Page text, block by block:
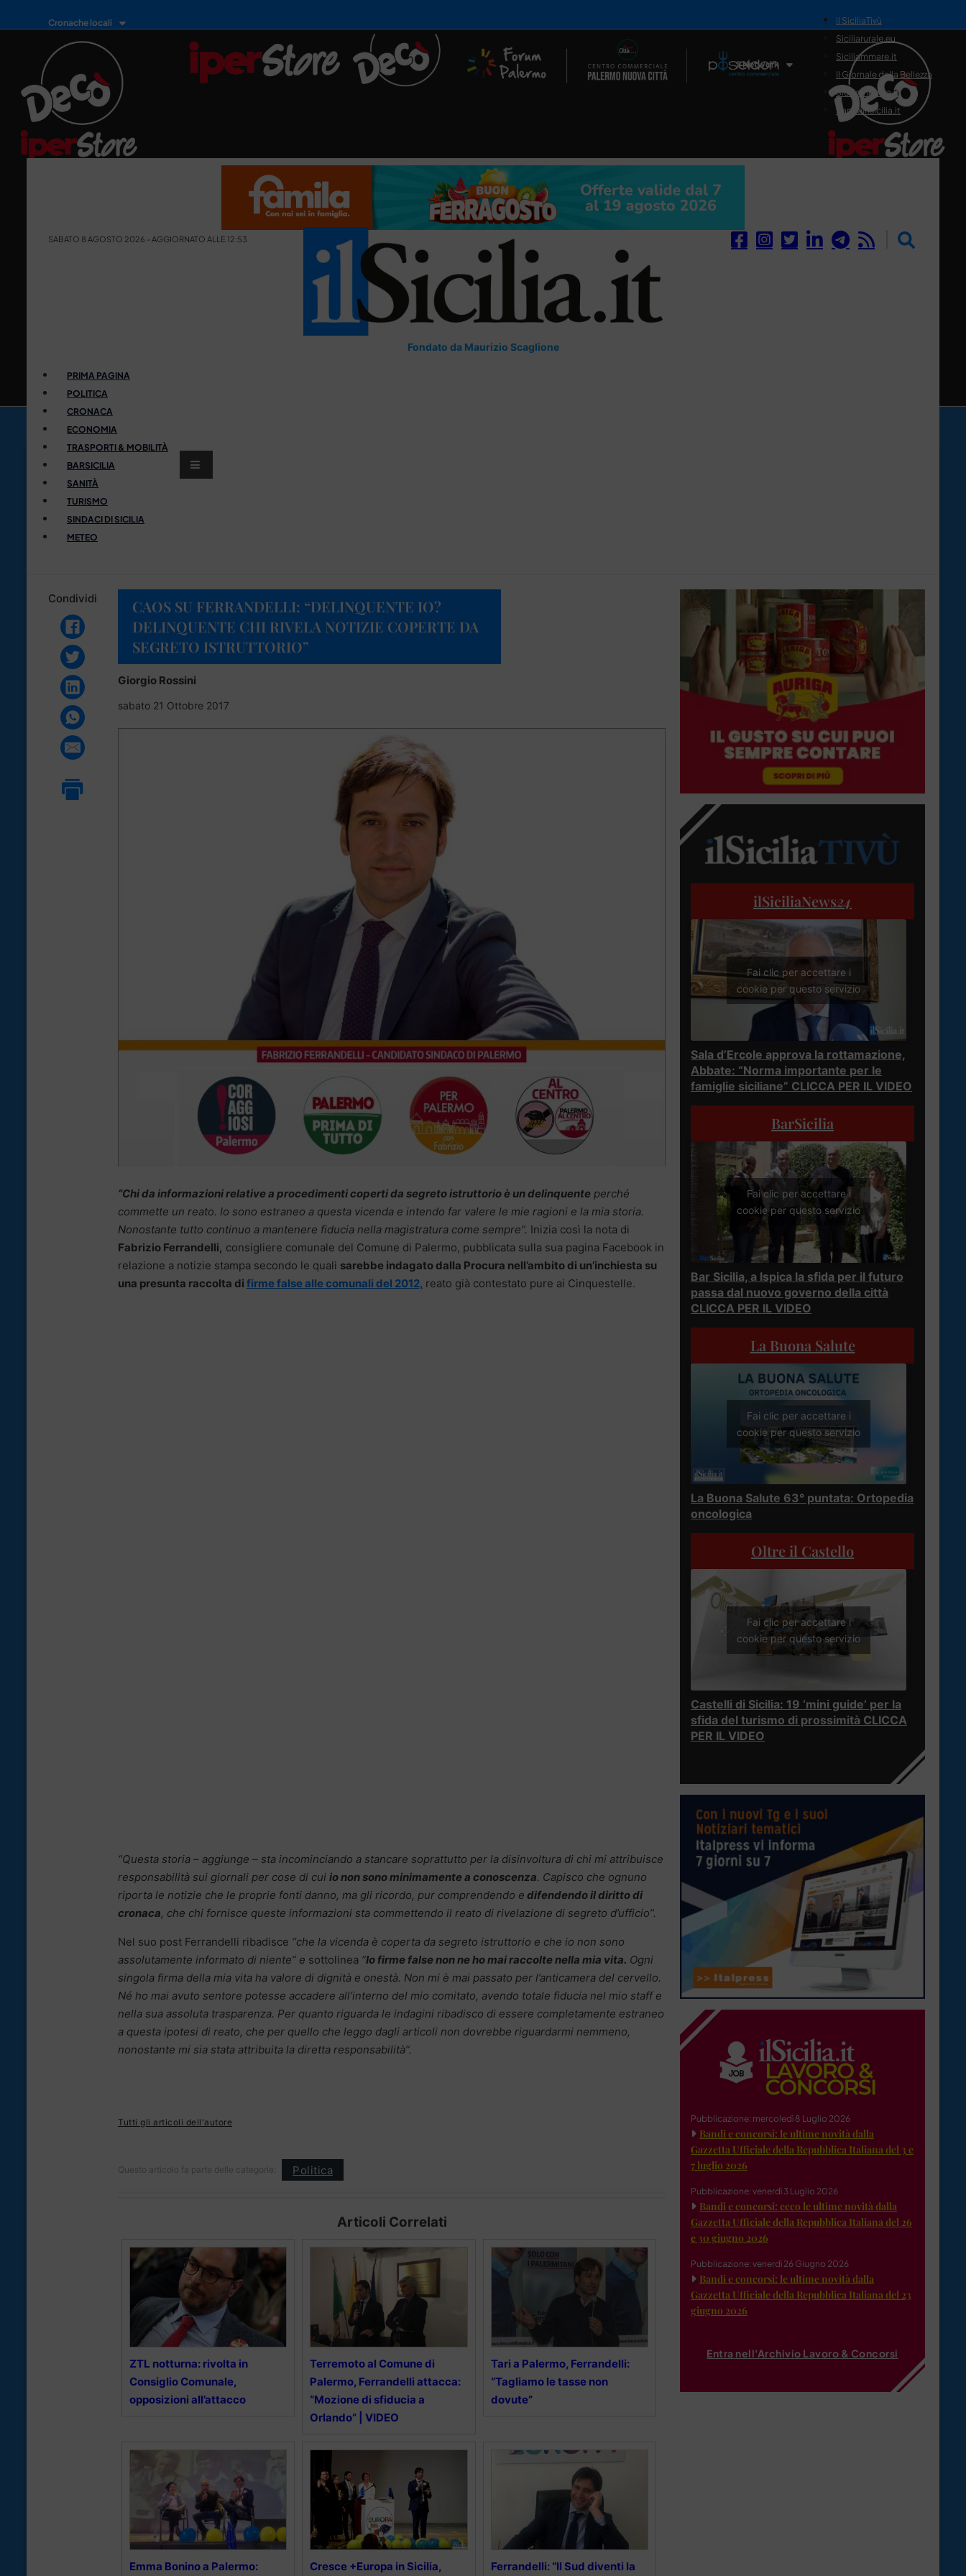
Cronache locali
Il Network
il SiciliaTivù
Siciliarurale.eu
Siciliammare.it
Il Giornale della Bellezza
Siciliamedica.it
Sanitainsicilia.it
SABATO 8 AGOSTO 2026 - AGGIORNATO ALLE 12:53
Fondato da Maurizio Scaglione
PRIMA PAGINA
POLITICA
CRONACA
ECONOMIA
TRASPORTI & MOBILITÀ
BARSICILIA
SANITÀ
TURISMO
SINDACI DI SICILIA
METEO
Condividi
CAOS SU FERRANDELLI: “DELINQUENTE IO?
DELINQUENTE CHI RIVELA NOTIZIE COPERTE DA
SEGRETO ISTRUTTORIO”
Giorgio Rossini
sabato 21 Ottobre 2017
“Chi da informazioni relative a procedimenti coperti da segreto istruttorio è un delinquente perché
commette un reato. Io sono estraneo a questa vicenda e intendo far valere le mie ragioni e la mia storia.
Nonostante tutto continuo a mantenere fiducia nella magistratura come sempre”. Inizia così la nota di
Fabrizio Ferrandelli, consigliere comunale del Comune di Palermo, pubblicata sulla sua pagina Facebook in
relazione a notizie stampa secondo le quali sarebbe indagato dalla Procura nell’ambito di un’inchiesta su
una presunta raccolta di firme false alle comunali del 2012, reato già contestato pure ai Cinquestelle.
“Questa storia – aggiunge – sta incominciando a stancare soprattutto per la disinvoltura di chi mi attribuisce
responsabilità sui giornali per cose di cui io non sono minimamente a conoscenza. Capisco che ognuno
riporta le notizie che le proprie fonti danno, ma gli ricordo, pur comprendendo e difendendo il diritto di
cronaca, che chi fornisce queste informazioni sta commettendo il reato di rivelazione di segreto d’ufficio”.
Nel suo post Ferrandelli ribadisce “che la vicenda è coperta da segreto istruttorio e che io non sono
assolutamente informato di niente” e sottolinea “Io firme false non ne ho mai raccolte nella mia vita. Ogni
singola firma della mia vita ha valore di dignità e onestà. Non mi è mai passato per l’anticamera del cervello.
Né ho mai avuto sentore potesse accadere all’interno del mio comitato, avendo totale fiducia nel mio staff e
nella sua assoluta trasparenza. Per quanto riguarda le indagini ribadisco di essere completamente estraneo
a questa ipotesi di reato, che per quello che leggo dagli articoli non dovrebbe riguardarmi nemmeno,
nonostante mi sia stata attribuita la diretta responsabilità”.
Tutti gli articoli dell'autore
Questo articolo fa parte delle categorie: Politica
Articoli Correlati
ZTL notturna: rivolta in
Consiglio Comunale,
opposizioni all’attacco
Terremoto al Comune di
Palermo, Ferrandelli attacca:
“Mozione di sfiducia a
Orlando” | VIDEO
Tari a Palermo, Ferrandelli:
“Tagliamo le tasse non
dovute”
Emma Bonino a Palermo: Cresce +Europa in Sicilia, Ferrandelli: “Il Sud diventi la
ilSiciliaNews24
Fai clic per accettare i
cookie per questo servizio
Sala d’Ercole approva la rottamazione,
Abbate: “Norma importante per le
famiglie siciliane” CLICCA PER IL VIDEO
BarSicilia
Fai clic per accettare i
cookie per questo servizio
Bar Sicilia, a Ispica la sfida per il futuro
passa dal nuovo governo della città
CLICCA PER IL VIDEO
La Buona Salute
Fai clic per accettare i
cookie per questo servizio
La Buona Salute 63° puntata: Ortopedia
oncologica
Oltre il Castello
Fai clic per accettare i
cookie per questo servizio
Castelli di Sicilia: 19 ‘mini guide’ per la
sfida del turismo di prossimità CLICCA
PER IL VIDEO
Pubblicazione: mercoledì 8 Luglio 2026
Bandi e concorsi: le ultime novità dalla
Gazzetta Ufficiale della Repubblica Italiana del 3 e
7 luglio 2026
Pubblicazione: venerdì 3 Luglio 2026
Bandi e concorsi: ecco le ultime novità dalla
Gazzetta Ufficiale della Repubblica Italiana del 26
e 30 giugno 2026
Pubblicazione: venerdì 26 Giugno 2026
Bandi e concorsi: le ultime novità dalla
Gazzetta Ufficiale della Repubblica Italiana del 23
giugno 2026
Entra nell'Archivio Lavoro & Concorsi